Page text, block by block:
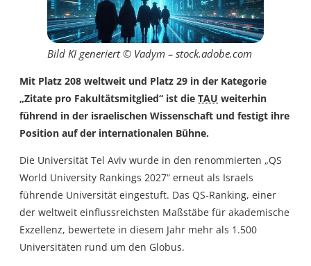
Bild KI generiert © Vadym – stock.adobe.com
Mit Platz 208 weltweit und Platz 29 in der Kategorie
„Zitate pro Fakultätsmitglied“ ist die TAU weiterhin
führend in der israelischen Wissenschaft und festigt ihre
Position auf der internationalen Bühne.
Die Universität Tel Aviv wurde in den renommierten „QS
World University Rankings 2027“ erneut als Israels
führende Universität eingestuft. Das QS-Ranking, einer
der weltweit einflussreichsten Maßstäbe für akademische
Exzellenz, bewertete in diesem Jahr mehr als 1.500
Universitäten rund um den Globus.